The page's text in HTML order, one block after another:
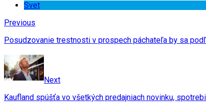
Svet
Previous
Posudzovanie trestnosti v prospech páchateľa by sa
Next
Kaufland spúšťa vo všetkých predajniach novinku,